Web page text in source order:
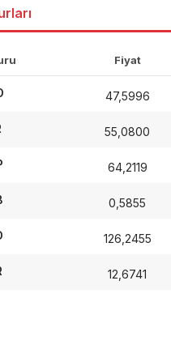
Fiyat
47,5996
55,0800
64,2119
0,5855
126,2455
12,6741